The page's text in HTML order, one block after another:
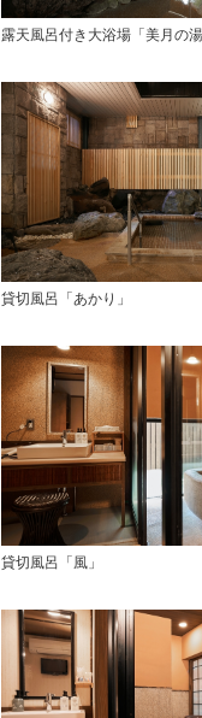
露天風呂付き大浴場「美月の湯
貸切風呂「あかり」
貸切風呂「風」